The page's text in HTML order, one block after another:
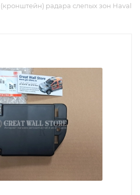
радара слепых зон Haval